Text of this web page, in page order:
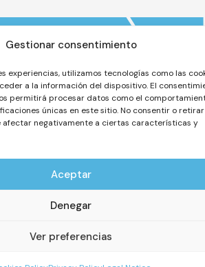
Gestionar consentimiento
experiencias, utilizamos tecnologías como las
a la información del dispositivo. El
permitirá procesar datos como el
únicas en este sitio. No consentir o
afectar negativamente a ciertas características y
Aceptar
Denegar
Ver preferencias